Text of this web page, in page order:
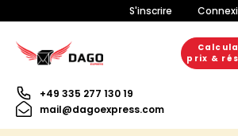
S'inscrire
prix &
+49 335 277 130 19
mail@dagoexpress.com